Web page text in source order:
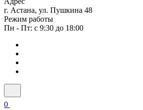
г. Астана, ул. Пушкина 48
Режим работы
Пн - Пт: с 9:30 до 18:00
0